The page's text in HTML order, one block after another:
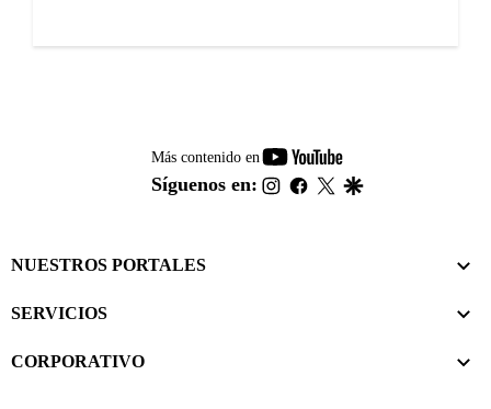
Más contenido en
youtube-
footer
Síguenos en: instagram
facebook
twitter
NUESTROS PORTALES
SERVICIOS
CORPORATIVO